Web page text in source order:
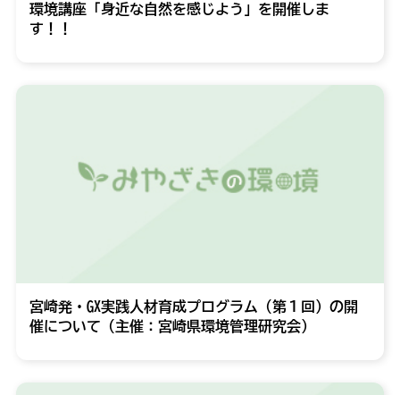
環境講座「身近な自然を感じよう」を開催しま
す！！
宮崎発・GX実践人材育成プログラム（第１回）の開
催について（主催：宮崎県環境管理研究会）